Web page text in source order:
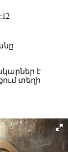
է
տեղի